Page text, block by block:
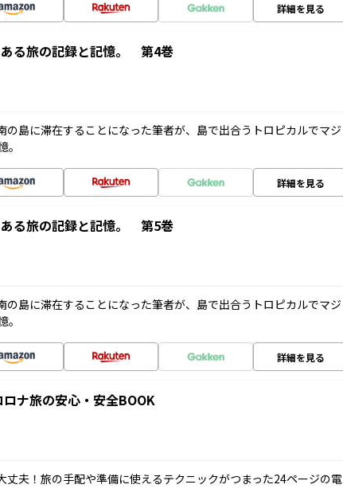
詳細を見る
る旅の記録と記憶。 第4巻
の島に滞在することになった筆者が、島で出合うトロピカルでマジ
詳細を見る
る旅の記録と記憶。 第5巻
の島に滞在することになった筆者が、島で出合うトロピカルでマジ
詳細を見る
ナ旅の安心・安全BOOK
丈夫！旅の手配や準備に使えるテクニックがつまった24ページの電